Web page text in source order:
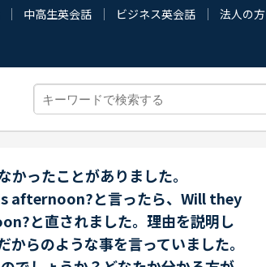
中高生英会話 ビジネス英会話 法人の方
かったことがありました。
と言ったら、Will they
と直されました。理由を説明し
らのような事を言っていました。